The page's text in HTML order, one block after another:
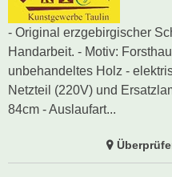
- Original erzgebirgischer
Handarbeit. - Motiv:
unbehandeltes Holz -
Netzteil (220V) und
84cm - Auslaufart...